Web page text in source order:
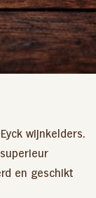
wijnkelders.
en geschikt